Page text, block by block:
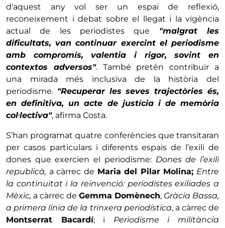
d'aquest any vol ser un espai de reflexió,
reconeixement i debat sobre el llegat i la vigència
actual de les periodistes que "malgrat les
dificultats, van continuar exercint el periodisme
amb compromís, valentia i rigor, sovint en
contextos adversos". També pretén contribuir a
una mirada més inclusiva de la història del
periodisme. "Recuperar les seves trajectòries és,
en definitiva, un acte de justícia i de memòria
col·lectiva", afirma Costa.
S’han programat quatre conferències que transitaran
per casos particulars i diferents espais de l’exili de
dones que exercien el periodisme: Dones de l’exili
republicà, a càrrec de Maria del Pilar Molina; Entre
la continuïtat i la reinvenció: periodistes exiliades a
Mèxic, a càrrec de Gemma Domènech, Gràcia Bassa,
a primera línia de la trinxera periodística, a càrrec de
Montserrat Bacardí; i Periodisme i militància